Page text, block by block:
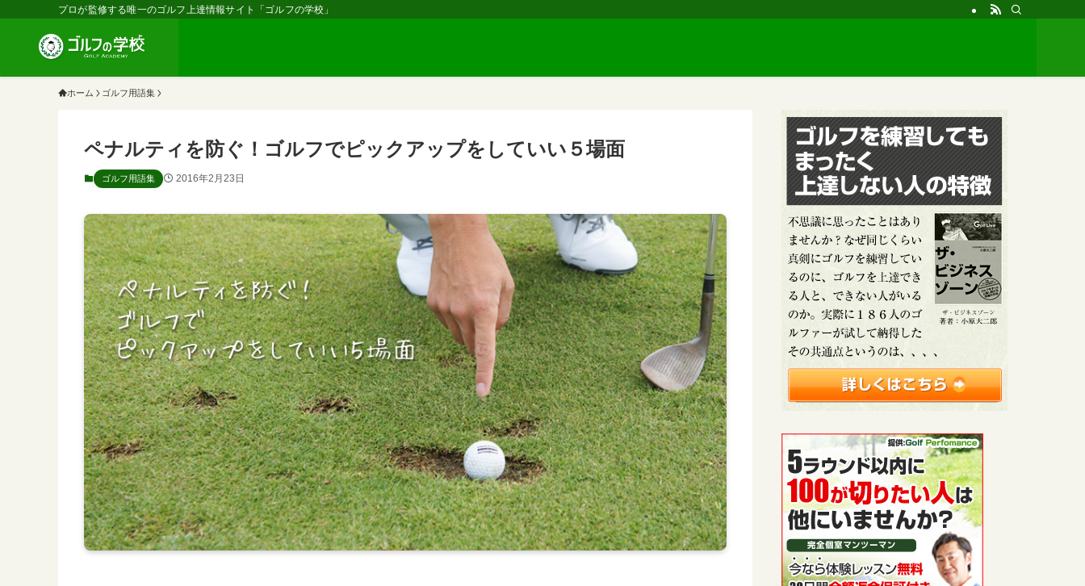
プロが監修する唯一のゴルフ上達情報サイト「ゴルフの学校」
ホーム ゴルフ用語集
ペナルティを防ぐ！ゴルフでピックアップをしていい５場面
ゴルフ用語集 2016年2月23日